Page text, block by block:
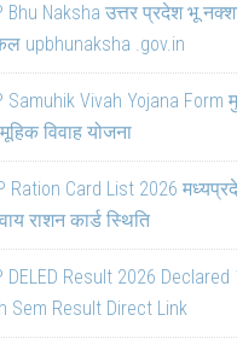
Bhu Naksha उत्तर प्रदेश भू
upbhunaksha .gov.in
Samuhik Vivah Yojana Form
विवाह योजना
Ration Card List 2026
राशन कार्ड स्थिति
DELED Result 2026
Sem Result Direct Link